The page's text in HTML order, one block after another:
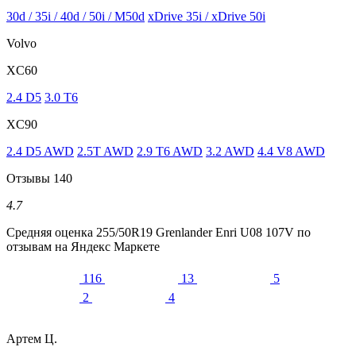
30d / 35i / 40d / 50i / M50d xDrive 35i / xDrive 50i
Volvo
XC60
2.4 D5 3.0 T6
XC90
2.4 D5 AWD 2.5T AWD 2.9 T6 AWD 3.2 AWD 4.4 V8 AWD
Отзывы 140
4.7
Средняя оценка 255/50R19 Grenlander Enri U08 107V по
отзывам на Яндекс Маркете
116 13
5
2
4
Артем Ц.